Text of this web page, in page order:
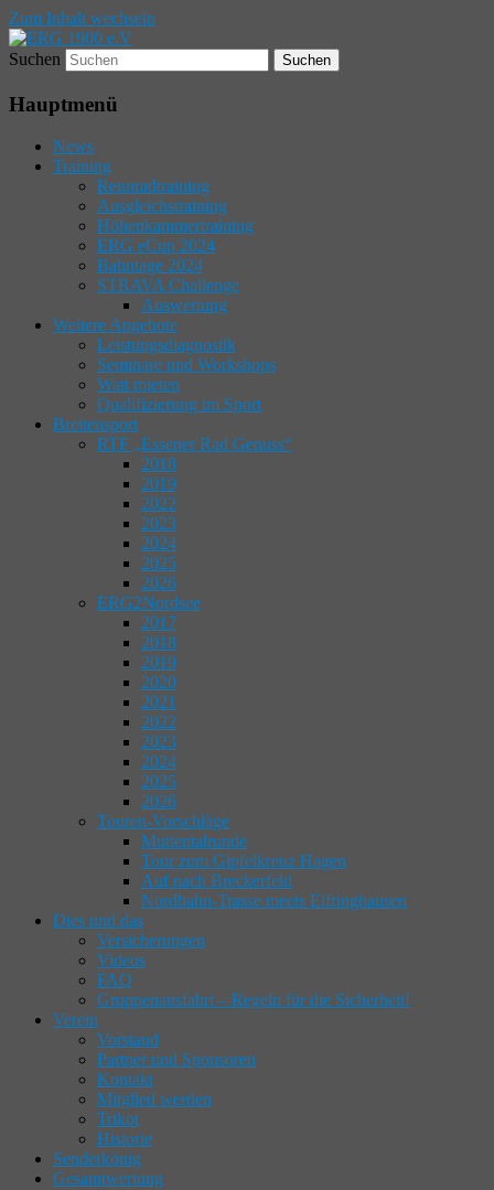
Zum Inhalt wechseln
ERG 1900 e.V
Willkommen bei der Essener
Radsportgemeinschaft
Suchen
Hauptmenü
News
Training
Rennradtraining
Ausgleichstraining
Höhenkammertraining
ERG eCup 2024
Bahntage 2024
STRAVA Challenge
Auswertung
Weitere Angebote
Leistungsdiagnostik
Seminare und Workshops
Watt mieten
Qualifizierung im Sport
Breitensport
RTF „Essener Rad Genuss“
2018
2019
2022
2023
2024
2025
2026
ERG2Nordsee
2017
2018
2019
2020
2021
2022
2023
2024
2025
2026
Touren-Vorschläge
Muttentalrunde
Tour zum Gipfelkreuz Hagen
Auf nach Breckerfeld
Nordbahn-Trasse meets Elfringhausen
Dies und das
Versicherungen
Videos
FAQ
Gruppenausfahrt – Regeln für die Sicherheit!
Verein
Vorstand
Partner und Sponsoren
Kontakt
Mitglied werden
Trikot
Historie
Senderkönig
Gesamtwertung